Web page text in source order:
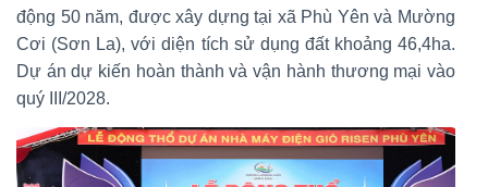
động 50 năm, được xây dựng tại xã Phù Yên và Mường
Cơi (Sơn La), với diện tích sử dụng đất khoảng 46,4ha.
Dự án dự kiến hoàn thành và vận hành thương mại vào
quý III/2028.